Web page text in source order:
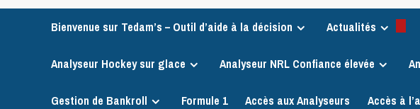
Bienvenue sur Tedam’s – Outil d’aide à la décision Actualités
Analyseur Hockey sur glace Analyseur NRL Confiance élevée
Gestion de Bankroll Formule 1 Accès aux Analyseurs Accès à